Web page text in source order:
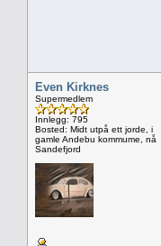
Even Kirknes
Supermedlem
Innlegg: 795
Bosted: Midt utpå ett jorde, i
gamle Andebu kommume, nå
Sandefjord